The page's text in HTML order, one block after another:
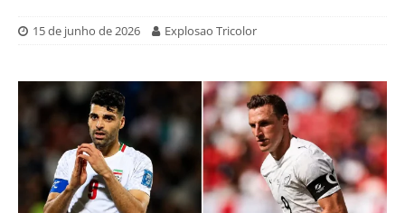
15 de junho de 2026 Explosao Tricolor